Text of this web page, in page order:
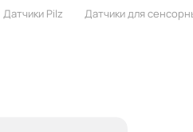
Датчики Pilz Датчики для